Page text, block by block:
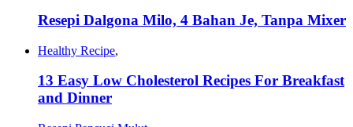
Resepi Dalgona Milo, 4 Bahan Je, Tanpa Mixer
Healthy Recipe,
13 Easy Low Cholesterol Recipes For Breakfast
and Dinner